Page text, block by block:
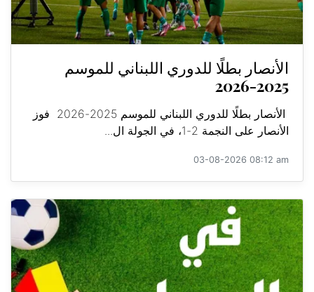
الأنصار بطلًا للدوري اللبناني للموسم
2025-2026
الأنصار بطلًا للدوري اللبناني للموسم 2025-2026 فوز
الأنصار على النجمة 2-1، في الجولة ال...
03-08-2026 08:12 am